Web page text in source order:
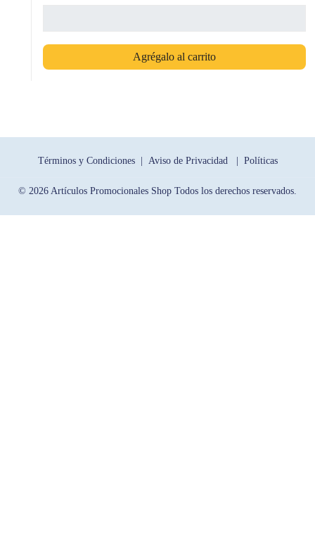
Agrégalo al carrito
Términos y Condiciones | Aviso de Privacidad | Políticas
© 2026 Artículos Promocionales Shop Todos los derechos reservados.